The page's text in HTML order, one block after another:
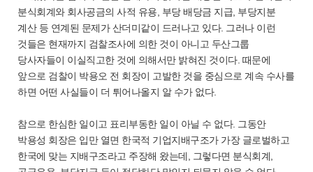
분식회계와 회사공금의 사적 유용, 부당 배당금 지급, 부당지분
계산 등 연계된 문제가 산더미같이 드러나고 있다. 그러나 이런
것들은 현재까지 검찰조사에 의한 것이 아니고 두산그룹
당사자들이 이실직고한 것에 의해서만 밝혀진 것이다. 때문에
앞으로 검찰이 박용오 전 회장이 고발한 것을 중심으로 계속 수사를
하면 어떤 사실들이 더 튀어나올지 알 수가 없다.
참으로 한심한 일이고 표리부동한 일이 아닐 수 없다. 그동안
박용성 회장은 입만 열면 한국적 기업지배구조가 가장 글로벌하고
한국에 맞는 지배구조라고 주장해 왔는데, 그렇다면 분식회계,